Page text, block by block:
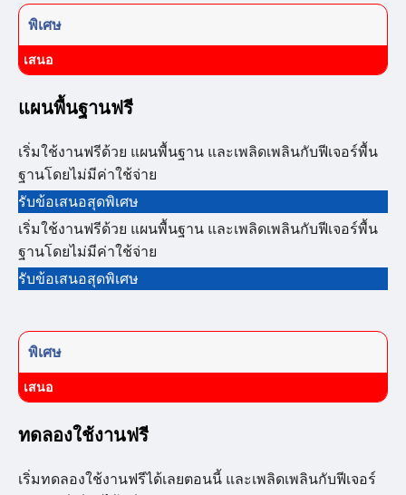
พิเศษ
เสนอ
แผนพื้นฐานฟรี
เริ่มใช้งานฟรีด้วย แผนพื้นฐาน และเพลิดเพลินกับฟีเจอร์พื้น
ฐานโดยไม่มีค่าใช้จ่าย
รับข้อเสนอสุดพิเศษ
เริ่มใช้งานฟรีด้วย แผนพื้นฐาน และเพลิดเพลินกับฟีเจอร์พื้น
ฐานโดยไม่มีค่าใช้จ่าย
รับข้อเสนอสุดพิเศษ
พิเศษ
เสนอ
ทดลองใช้งานฟรี
เริ่มทดลองใช้งานฟรีได้เลยตอนนี้ และเพลิดเพลินกับฟีเจอร์